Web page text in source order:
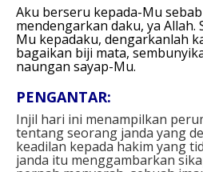
Aku berseru kepada-Mu
mendengarkan daku, ya
Mu kepadaku, dengarkanlah
bagaikan biji mata,
naungan sayap-Mu.
PENGANTAR:
Injil hari ini menampilkan
tentang seorang janda yang
keadilan kepada hakim yang
janda itu menggambarkan